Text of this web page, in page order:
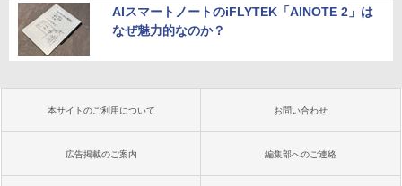
AIスマートノートのiFLYTEK「AINOTE 2」は
なぜ魅力的なのか？
本サイトのご利用について お問い合わせ
広告掲載のご案内 編集部へのご連絡